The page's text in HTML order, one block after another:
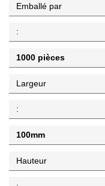
Emballé par
:
1000 pièces
Largeur
:
100mm
Hauteur